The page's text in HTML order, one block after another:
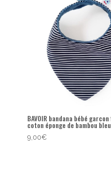
BAVOIR bandana bébé
coton éponge de bambou
9,00€